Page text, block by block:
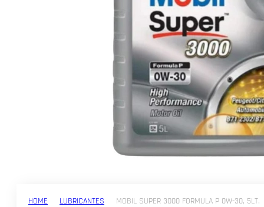
HOME LUBRICANTES MOBIL SUPER 3000 FORMULA P 0W-30, 5LT.